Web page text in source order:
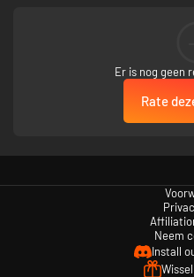
Er is nog geen
Rate
Neem
Install